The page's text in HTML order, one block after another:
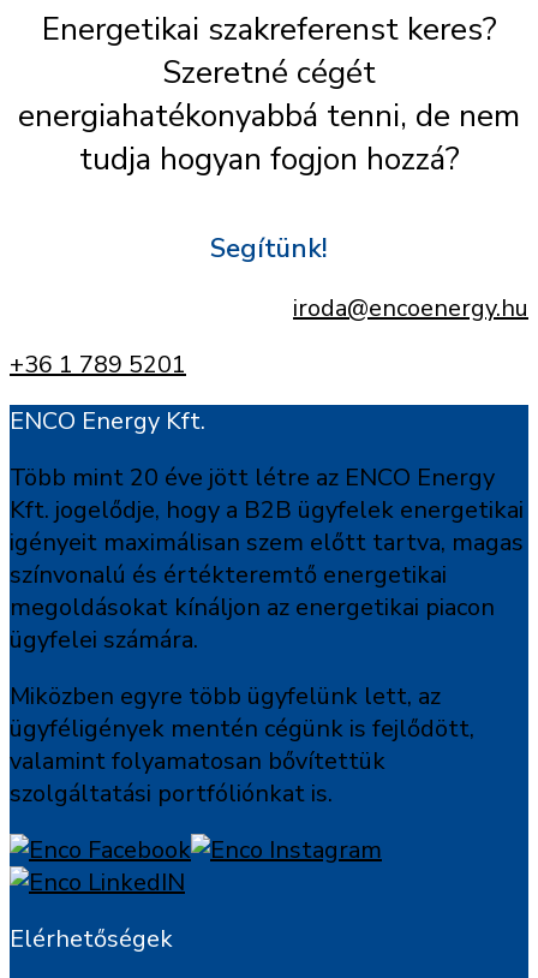
Energetikai szakreferenst keres?
Szeretné cégét
energiahatékonyabbá tenni, de nem
tudja hogyan fogjon hozzá?
Segítünk!
iroda@encoenergy.hu
+36 1 789 5201
ENCO Energy Kft.
Több mint 20 éve jött létre az ENCO Energy
Kft. jogelődje, hogy a B2B ügyfelek energetikai
igényeit maximálisan szem előtt tartva, magas
színvonalú és értékteremtő energetikai
megoldásokat kínáljon az energetikai piacon
ügyfelei számára.
Miközben egyre több ügyfelünk lett, az
ügyféligények mentén cégünk is fejlődött,
valamint folyamatosan bővítettük
szolgáltatási portfóliónkat is.
Elérhetőségek